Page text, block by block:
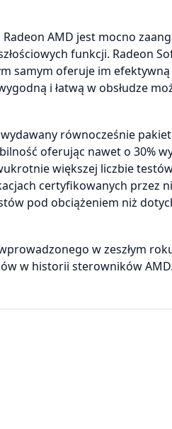
AMD jest mocno
funkcji. Radeon
samym oferuje im
i łatwą w obsłudze
równocześnie
oferując nawet o 30%
większej liczbie
certyfikowanych przez
pod obciążeniem niż
w zeszłym
w historii sterowników AMD.